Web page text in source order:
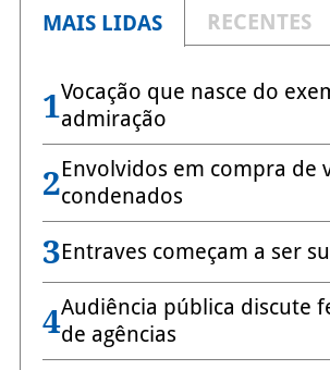
MAIS LIDAS
RECENTES
1Vocação que nasce do
admiração
2Envolvidos em compra de
condenados
3Entraves começam a ser
4Audiência pública discute
de agências